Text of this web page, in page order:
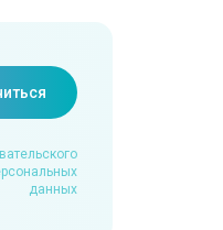
данных